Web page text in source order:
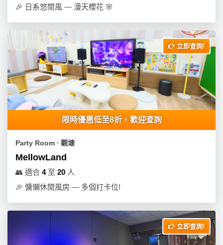
束
品
訂
製
禮
場
地
佈
置
食
日
企
業
/
司
婚
禮
親
子
知
時
間
神
器
情
願
清
單
關
🎉 日系悠閒風 — 漫天櫻花 🌸
立即查詢!
限時優惠低至8折，歡迎查詢
Party Room ∙ 觀塘
MellowLand
👥 適合 4至 20 人
🎉 慵懶休閒風房 — 多個打卡位!
立即查詢!